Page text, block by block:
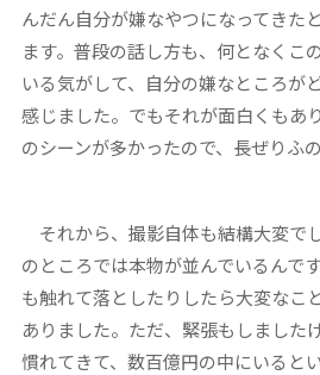
んだん自分が嫌なやつになってきた
ます。普段の話し方も、何となくこ
いる気がして、自分の嫌なところが
感じました。でもそれが面白くもあ
のシーンが多かったので、長ぜりふ
それから、撮影自体も結構大変で
のところでは本物が並んでいるんで
も触れて落としたりしたら大変なこ
ありました。ただ、緊張もしました
慣れてきて、数百億円の中にいると